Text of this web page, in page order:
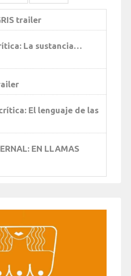
trailer
La sustancia…
El lenguaje de las
EN LLAMAS